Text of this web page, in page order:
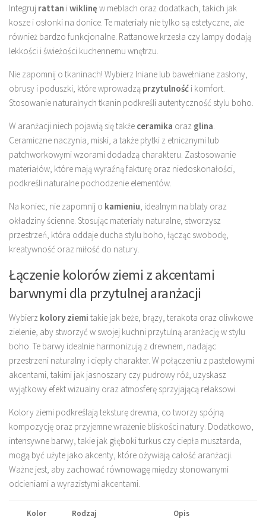
Integruj rattan iwiklinę w meblach oraz dodatkach, takich jak
kosze i osłonki na donice. Te materiały nie tylko są estetyczne, ale
również bardzo funkcjonalne. Rattanowe krzesła czy lampy dodają
lekkości i świeżości kuchennemu wnętrzu.
Nie zapomnij o tkaninach! Wybierz lniane lub bawełniane zasłony,
obrusy i poduszki, które wprowadzą przytulność i komfort.
Stosowanie naturalnych tkanin podkreśli autentyczność stylu boho.
W aranżacji niech pojawią się także ceramika oraz glina
Ceramiczne naczynia, miski, a także płytki z etnicznymi lub
patchworkowymi wzorami dodadzą charakteru. Zastosowanie
materiałów, które mają wyraźną fakturę oraz niedoskonałości,
podkreśli naturalne pochodzenie elementów.
Na koniec, nie zapomnij o kamieniu , idealnym na blaty oraz
okładziny ścienne. Stosując materiały naturalne, stworzysz
przestrzeń, która oddaje ducha stylu boho, łącząc swobodę,
kreatywność oraz miłość do natury.
Łączenie kolorów ziemi z akcentami
barwnymi dla przytulnej aranżacji
Wybierz kolory ziemi takie jak beże, brązy, terakota oraz oliwkowe
zielenie, aby stworzyć w swojej kuchni przytulną aranżację w stylu
boho. Te barwy idealnie harmonizują z drewnem, nadając
przestrzeni naturalny i ciepły charakter. W połączeniu z pastelowymi
akcentami, takimi jak jasnoszary czy pudrowy róż, uzyskasz
wyjątkowy efekt wizualny oraz atmosferę sprzyjającą relaksowi.
Kolory ziemi podkreślają teksturę drewna, co tworzy spójną
kompozycję oraz przyjemne wrażenie bliskości natury. Dodatkowo,
intensywne barwy, takie jak głęboki turkus czy ciepła musztarda,
mogą być użyte jako akcenty, które ożywiają całość aranżacji.
Ważne jest, aby zachować równowagę między stonowanymi
odcieniami a wyrazistymi akcentami.
Kolor Rodzaj Opis